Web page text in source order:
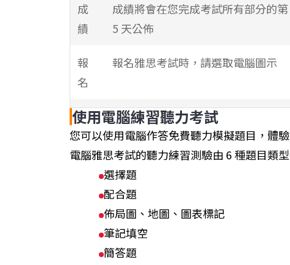
成
績
成績將會在您完成考試所有部分的第
5 天公佈
報
名
報名雅思考試時，請選取電腦圖示
考
試
日
每週最多進行 7 天、每天 3 場的考試
使用電腦練習聽力考試
您可以使用電腦作答免費聽力模擬題目，體
電腦雅思考試的聽力練習測驗由 6 種題目類
選擇題
配合題
佈局圖、地圖、圖表標記
筆記填空
簡答題